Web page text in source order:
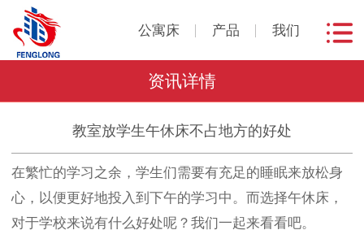
公寓床 产品 我们
资讯详情
教室放学生午休床不占地方的好处
在繁忙的学习之余，学生们需要有充足的睡眠来放松身
心，以便更好地投入到下午的学习中。而选择午休床，
对于学校来说有什么好处呢？我们一起来看看吧。